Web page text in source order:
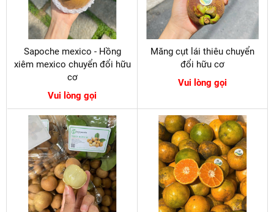
Sapoche mexico - Hồng
xiêm mexico chuyển đổi hữu
cơ
Vui lòng gọi
Măng cụt lái thiêu chuyển
đổi hữu cơ
Vui lòng gọi